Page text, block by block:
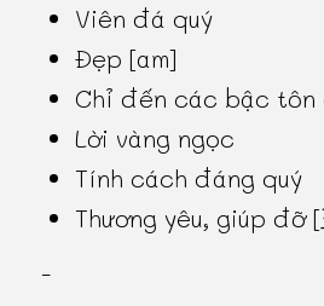
Viên đá quý
Đẹp [am]
Chỉ đến các bậc tôn
Lời vàng ngọc
Tính cách đáng quý
Thương yêu, giúp đỡ
-